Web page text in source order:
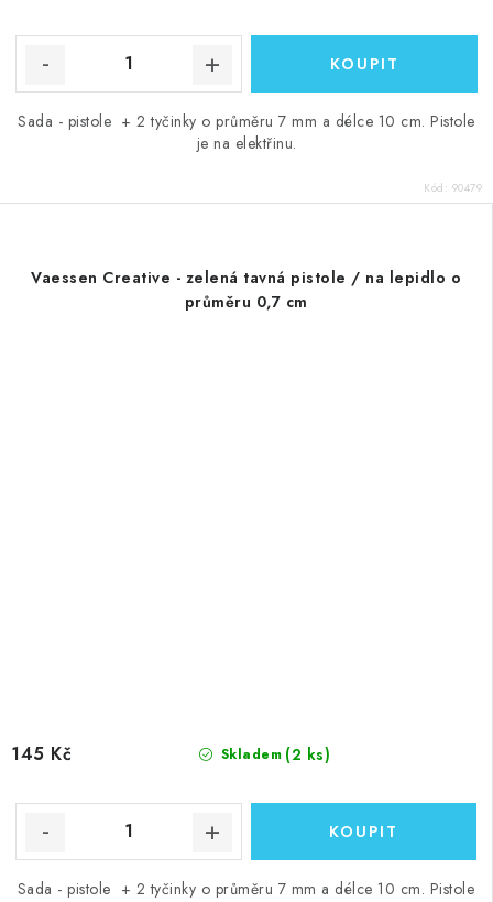
Sada - pistole + 2 tyčinky o průměru 7 mm a délce 10 cm. Pistole
je na elektřinu.
Kód: 90479
Vaessen Creative - zelená tavná pistole / na lepidlo o
průměru 0,7 cm
Skladem (2 ks)
145 Kč
Sada - pistole + 2 tyčinky o průměru 7 mm a délce 10 cm. Pistole